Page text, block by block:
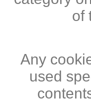
of
Any
used